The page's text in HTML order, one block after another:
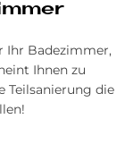
Ihr Badezimmer,
Ihnen zu
Teilsanierung die